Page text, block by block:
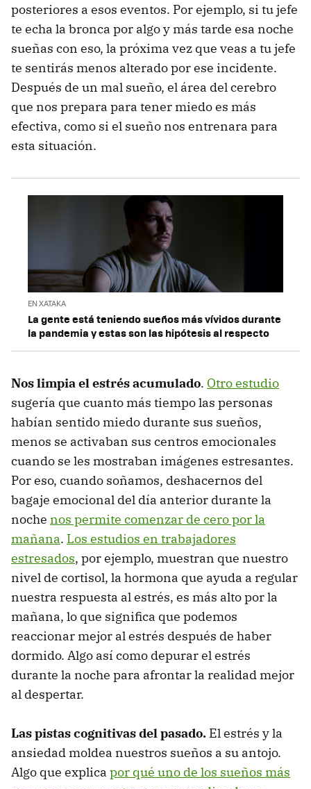
posteriores a esos eventos. Por ejemplo, si tu jefe
te echa la bronca por algo y más tarde esa noche
sueñas con eso, la próxima vez que veas a tu jefe
te sentirás menos alterado por ese incidente.
Después de un mal sueño, el área del cerebro
que nos prepara para tener miedo es más
efectiva, como si el sueño nos entrenara para
esta situación.
EN XATAKA
La gente está teniendo sueños más vívidos durante
la pandemia y estas son las hipótesis al respecto
Nos limpia el estrés acumulado. Otro estudio
sugería que cuanto más tiempo las personas
habían sentido miedo durante sus sueños,
menos se activaban sus centros emocionales
cuando se les mostraban imágenes estresantes.
Por eso, cuando soñamos, deshacernos del
bagaje emocional del día anterior durante la
noche nos permite comenzar de cero por la
mañana. Los estudios en trabajadores
estresados, por ejemplo, muestran que nuestro
nivel de cortisol, la hormona que ayuda a regular
nuestra respuesta al estrés, es más alto por la
mañana, lo que significa que podemos
reaccionar mejor al estrés después de haber
dormido. Algo así como depurar el estrés
durante la noche para afrontar la realidad mejor
al despertar.
Las pistas cognitivas del pasado. El estrés y la
ansiedad moldea nuestros sueños a su antojo.
Algo que explica por qué uno de los sueños más